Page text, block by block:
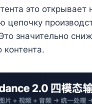
это
цепочку
значительно
контента.